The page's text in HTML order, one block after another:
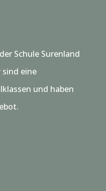
Schule Surenland
sind eine
und haben